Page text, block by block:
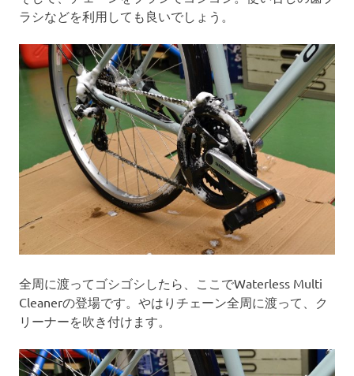
ラシなどを利⽤しても良いでしょう。
全周に渡ってゴシゴシしたら、ここでWaterless Multi
Cleanerの登場です。やはりチェーン全周に渡って、ク
リーナーを吹き付けます。